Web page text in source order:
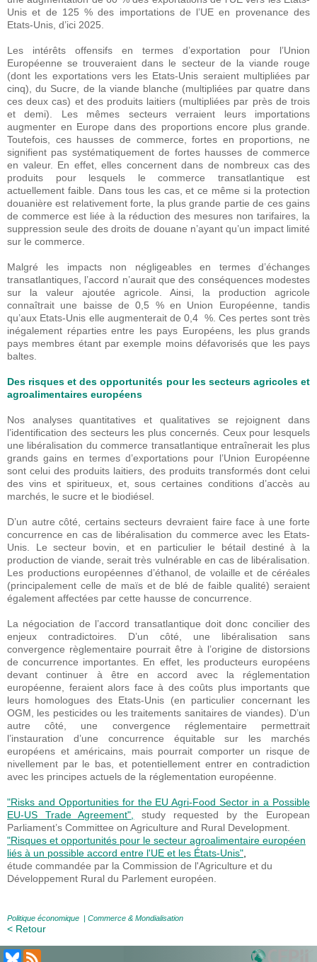
Unis et de 125 % des importations de l’UE en provenance des
Etats-Unis, d’ici 2025.
Les intérêts offensifs en termes d’exportation pour l’Union
Européenne se trouveraient dans le secteur de la viande rouge
(dont les exportations vers les Etats-Unis seraient multipliées par
cinq), du Sucre, de la viande blanche (multipliées par quatre dans
ces deux cas) et des produits laitiers (multipliées par près de trois
et demi). Les mêmes secteurs verraient leurs importations
augmenter en Europe dans des proportions encore plus grande.
Toutefois, ces hausses de commerce, fortes en proportions, ne
signifient pas systématiquement de fortes hausses de commerce
en valeur. En effet, elles concernent dans de nombreux cas des
produits pour lesquels le commerce transatlantique est
actuellement faible. Dans tous les cas, et ce même si la protection
douanière est relativement forte, la plus grande partie de ces gains
de commerce est liée à la réduction des mesures non tarifaires, la
suppression seule des droits de douane n’ayant qu’un impact limité
sur le commerce.
Malgré les impacts non négligeables en termes d’échanges
transatlantiques, l’accord n’aurait que des conséquences modestes
sur la valeur ajoutée agricole. Ainsi, la production agricole
connaîtrait une baisse de 0,5 % en Union Européenne, tandis
qu’aux Etats-Unis elle augmenterait de 0,4 %. Ces pertes sont très
inégalement réparties entre les pays Européens, les plus grands
pays membres étant par exemple moins défavorisés que les pays
baltes.
Des risques et des opportunités pour les secteurs agricoles et
agroalimentaires européens
Nos analyses quantitatives et qualitatives se rejoignent dans
l’identification des secteurs les plus concernés. Ceux pour lesquels
une libéralisation du commerce transatlantique entraînerait les plus
grands gains en termes d’exportations pour l’Union Européenne
sont celui des produits laitiers, des produits transformés dont celui
des vins et spiritueux, et, sous certaines conditions d’accès au
marchés, le sucre et le biodiésel.
D’un autre côté, certains secteurs devraient faire face à une forte
concurrence en cas de libéralisation du commerce avec les Etats-
Unis. Le secteur bovin, et en particulier le bétail destiné à la
production de viande, serait très vulnérable en cas de libéralisation.
Les productions européennes d’éthanol, de volaille et de céréales
(principalement celle de maïs et de blé de faible qualité) seraient
également affectées par cette hausse de concurrence.
La négociation de l’accord transatlantique doit donc concilier des
enjeux contradictoires. D’un côté, une libéralisation sans
convergence règlementaire pourrait être à l’origine de distorsions
de concurrence importantes. En effet, les producteurs européens
devant continuer à être en accord avec la réglementation
européenne, feraient alors face à des coûts plus importants que
leurs homologues des Etats-Unis (en particulier concernant les
OGM, les pesticides ou les traitements sanitaires de viandes). D’un
autre côté, une convergence réglementaire permettrait
l’instauration d’une concurrence équitable sur les marchés
européens et américains, mais pourrait comporter un risque de
nivellement par le bas, et potentiellement entrer en contradiction
avec les principes actuels de la réglementation européenne.
"Risks and Opportunities for the EU Agri-Food Sector in a Possible
EU-US Trade Agreement", study requested by the European
Parliament’s Committee on Agriculture and Rural Development.
"Risques et opportunités pour le secteur agroalimentaire européen
liés à un possible accord entre l'UE et les États-Unis",
étude commandée par la Commission de l'Agriculture et du
Développement Rural du Parlement européen.
Politique économique Commerce & Mondialisation
< Retour